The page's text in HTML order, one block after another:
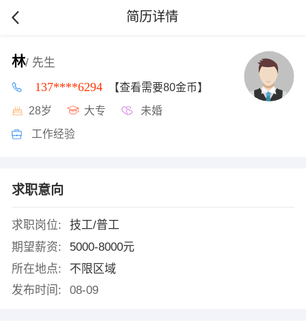
简历详情
林/ 先生
137****6294 【查看需要80金币】
28岁 大专 未婚
工作经验
求职意向
求职岗位:
技工/普工
期望薪资:
5000-8000元
所在地点:
不限区域
发布时间:
08-09